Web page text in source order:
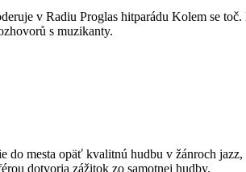
v Radiu Proglas hitparádu Kolem se
s muzikanty.
mesta opäť kvalitnú hudbu v žánroch
dotvoria zážitok zo samotnej hudby.